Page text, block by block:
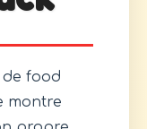
de food
montre